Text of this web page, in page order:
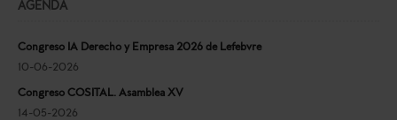
AGENDA
Congreso IA Derecho y Empresa 2026 de Lefebvre
10-06-2026
Congreso COSITAL. Asamblea XV
14-05-2026